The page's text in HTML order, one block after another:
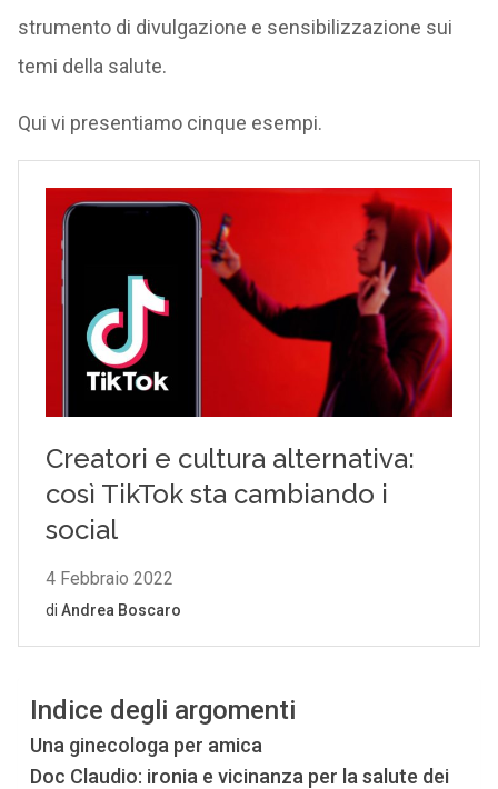
strumento di divulgazione e sensibilizzazione sui
temi della salute.
Qui vi presentiamo cinque esempi.
Indice degli argomenti
Una ginecologa per amica
Doc Claudio: ironia e vicinanza per la salute dei